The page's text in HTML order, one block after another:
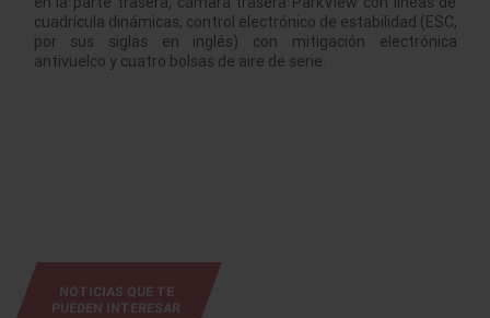
cuadrícula dinámicas, control electrónico de estabilidad (ESC,
por sus siglas en inglés) con mitigación electrónica
antivuelco y cuatro bolsas de aire de serie.
NOTICIAS QUE TE
PUEDEN INTERESAR